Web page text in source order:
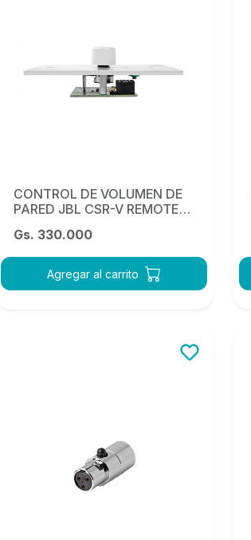
CONTROL DE VOLUMEN DE
PARED JBL CSR-V REMOTE
Gs. 330.000
Agregar al carrito